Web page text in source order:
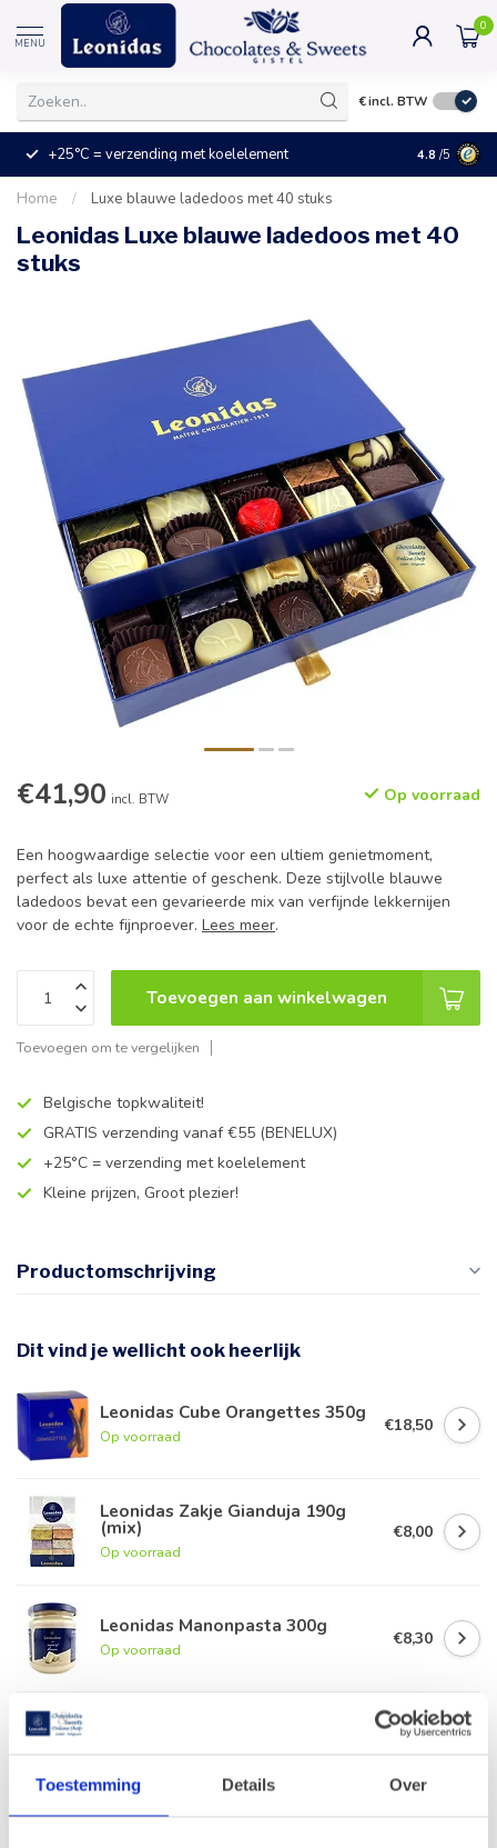
Toestemming Details Over
MENU
0
€incl. BTW
+25°C = verzending met koelelement Kleine
4.8 /5
Home / Luxe blauwe ladedoos met 40 stuks
Leonidas Luxe blauwe ladedoos met 40
stuks
€41,90 incl. BTW Op voorraad
Een hoogwaardige selectie voor een ultiem genietmoment,
perfect als luxe attentie of geschenk. Deze stijlvolle blauwe
ladedoos bevat een gevarieerde mix van verfijnde lekkernijen
voor de echte fijnproever. Lees meer.
Toevoegen aan winkelwagen
Toevoegen om te vergelijken
Belgische topkwaliteit!
GRATIS verzending vanaf €55 (BENELUX)
+25°C = verzending met koelelement
Kleine prijzen, Groot plezier!
Productomschrijving
Dit vind je wellicht ook heerlijk
Leonidas Cube Orangettes 350g
Op voorraad
€18,50
Leonidas Zakje Gianduja 190g
(mix)
Op voorraad
€8,00
Leonidas Manonpasta 300g
Op voorraad
€8,30
€64,90